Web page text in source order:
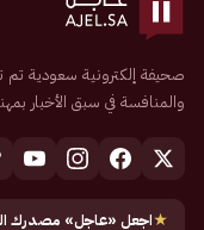
والمنافسة في سبق الأخبار
★اجعل «عاجل» مصدرك